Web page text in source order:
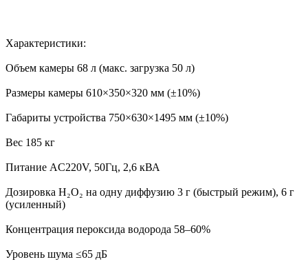
Характеристики:
Объем камеры 68 л (макс. загрузка 50 л)
Размеры камеры 610×350×320 мм (±10%)
Габариты устройства 750×630×1495 мм (±10%)
Вес 185 кг
Питание AC220V, 50Гц, 2,6 кВА
Дозировка H₂O₂ на одну диффузию 3 г (быстрый режим), 6 г
(усиленный)
Концентрация пероксида водорода 58–60%
Уровень шума ≤65 дБ